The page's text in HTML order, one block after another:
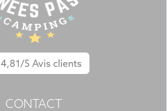
4,81/5 Avis clients
CONTACT